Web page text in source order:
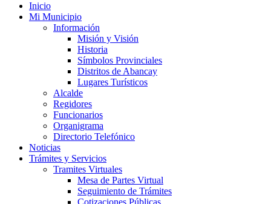
Inicio
Mi Municipio
Información
Misión y Visión
Historia
Símbolos Provinciales
Distritos de Abancay
Lugares Turísticos
Alcalde
Regidores
Funcionarios
Organigrama
Directorio Telefónico
Noticias
Trámites y Servicios
Tramites Virtuales
Mesa de Partes Virtual
Seguimiento de Trámites
Cotizaciones Públicas